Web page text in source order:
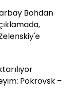
Bohdan
Pokrovsk –